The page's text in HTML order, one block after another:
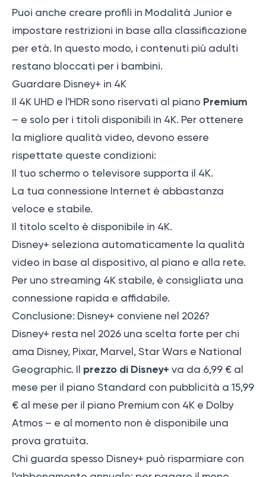
Puoi anche creare profili in Modalità Junior e
impostare restrizioni in base alla classificazione
per età. In questo modo, i contenuti più adulti
restano bloccati per i bambini.
Guardare Disney+ in 4K
Il 4K UHD e l'HDR sono riservati al piano Premium
– e solo per i titoli disponibili in 4K. Per ottenere
la migliore qualità video, devono essere
rispettate queste condizioni:
Il tuo schermo o televisore supporta il 4K.
La tua connessione Internet è abbastanza
veloce e stabile.
Il titolo scelto è disponibile in 4K.
Disney+ seleziona automaticamente la qualità
video in base al dispositivo, al piano e alla rete.
Per uno streaming 4K stabile, è consigliata una
connessione rapida e affidabile.
Conclusione: Disney+ conviene nel 2026?
Disney+ resta nel 2026 una scelta forte per chi
ama Disney, Pixar, Marvel, Star Wars e National
Geographic. Il prezzo di Disney+ va da 6,99 € al
mese per il piano Standard con pubblicità a 15,99
€ al mese per il piano Premium con 4K e Dolby
Atmos – e al momento non è disponibile una
prova gratuita.
Chi guarda spesso Disney+ può risparmiare con